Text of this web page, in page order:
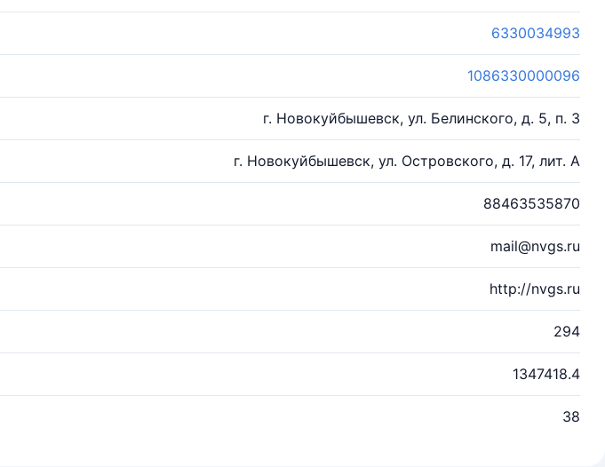
6330034993
1086330000096
г. Новокуйбышевск, ул. Белинского, д. 5, п. 3
г. Новокуйбышевск, ул. Островского, д. 17, лит. А
88463535870
mail@nvgs.ru
http://nvgs.ru
294
1347418.4
38